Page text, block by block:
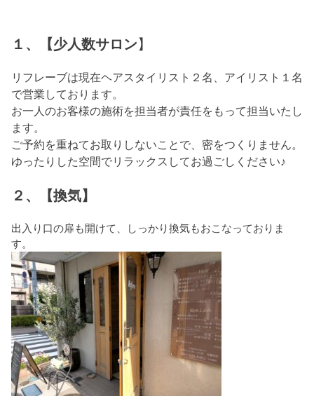
１、【少人数サロン】
リフレーブは現在ヘアスタイリスト２名、アイリスト１名
で営業しております。
お一人のお客様の施術を担当者が責任をもって担当いたし
ます。
ご予約を重ねてお取りしないことで、密をつくりません。
ゆったりした空間でリラックスしてお過ごしください♪
２、【換気】
出入り口の扉も開けて、しっかり換気もおこなっておりま
す。